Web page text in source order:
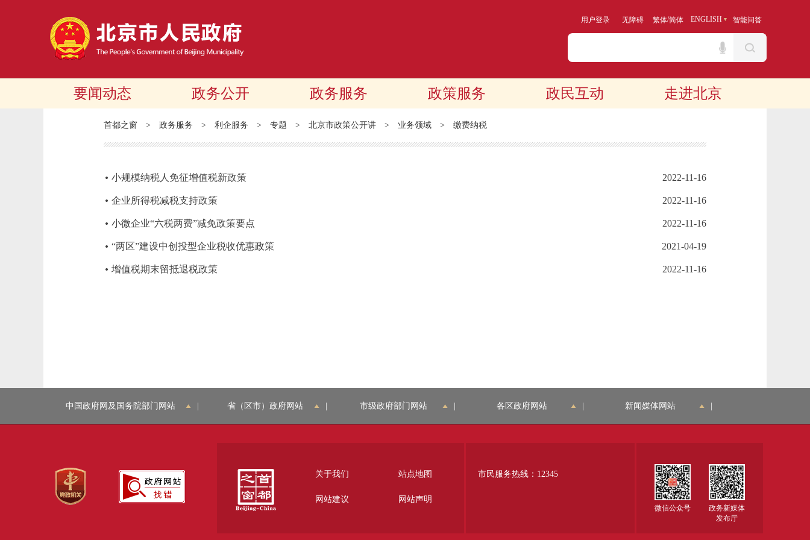
用户登录 无障碍 繁体/简体 ENGLISH 智能问答
要闻动态 政务公开 政务服务 政策服务 政民互动 走进北京
首都之窗 > 政务服务 > 利企服务 > 专题 > 北京市政策公开讲 > 业务领域 > 缴费纳税
小规模纳税人免征增值税新政策 2022-11-16
企业所得税减税支持政策 2022-11-16
小微企业“六税两费”减免政策要点 2022-11-16
“两区”建设中创投型企业税收优惠政策 2021-04-19
增值税期末留抵退税政策 2022-11-16
中国政府网及国务院部门网站 省（区市）政府网站 市级政府部门网站 各区政府网站 新闻媒体网站
关于我们 站点地图
网站建议 网站声明
市民服务热线：12345
微信公众号
政务新媒体
发布厅